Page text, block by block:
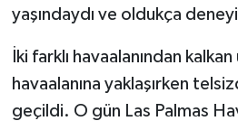
yaşındaydı ve oldukça
İki farklı havaalanından
havaalanına yaklaşırken
geçildi. O gün Las Palmas